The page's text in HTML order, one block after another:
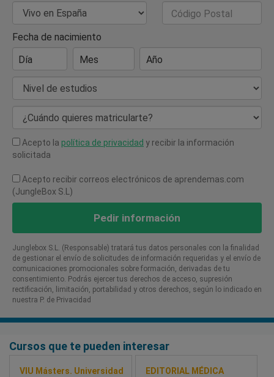
País de Residencia
Código Postal
Fecha de nacimiento
Día
Mes Año
Nivel de estudios
¿Cuándo quieres matricularte?
Acepto la política de privacidad y recibir la información
solicitada
Acepto recibir correos electrónicos de aprendemas.com
(JungleBox S.L)
Pedir información
Junglebox S.L. (Responsable) tratará tus datos personales con la finalidad
de gestionar el envío de solicitudes de información requeridas y el envío de
comunicaciones promocionales sobre formación, derivadas de tu
consentimiento. Podrás ejercer tus derechos de acceso, supresión
rectificación, limitación, portabilidad y otros derechos, según lo indicado en
nuestra P. de Privacidad​
Cursos que te pueden interesar
VIU Másters. Universidad
EDITORIAL MÉDICA